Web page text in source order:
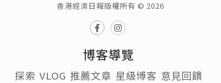
香港經濟日報版權所有 © 2026
博客導覽
探索 VLOG 推薦文章 星級博客 意見回饋